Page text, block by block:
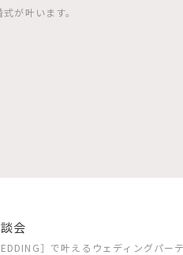
が叶います。
会
］で叶えるウェディングパー